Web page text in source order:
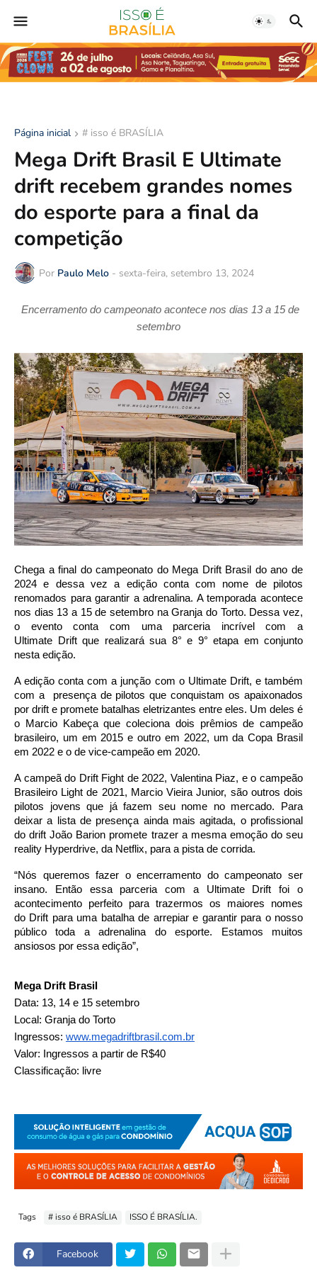
Página inicial # isso é BRASÍLIA
Mega Drift Brasil E Ultimate
drift recebem grandes nomes
do esporte para a final da
competição
Por Paulo Melo - sexta-feira, setembro 13, 2024
Encerramento do campeonato acontece nos dias 13 a 15 de
setembro
Chega a final do campeonato do Mega DriftBrasil do ano de
2024 e dessa vez a edição conta com nome de pilotos
renomados para garantir a adrenalina. A temporada acontece
nos dias 13 a 15 de setembro na Granja do Torto. Dessa vez,
o evento conta com uma parceria incrível com a
Ultimate
Driftque realizará sua 8° e 9° etapa em conjunto
nesta edição.
A edição conta com a junção com o Ultimate Drift, e também
com a presença de pilotos que conquistam os apaixonados
por drift e promete batalhas eletrizantes entre eles. Um deles é
o Marcio Kabeça que coleciona dois prêmios de campeão
brasileiro, um em 2015 e outro em 2022, um da Copa Brasil
em 2022 e o de vice-campeão em 2020.
A campeã do DriftFight de 2022, Valentina Piaz, e o campeão
Brasileiro Light de 2021, Marcio Vieira Junior, são outros dois
pilotos jovens que já fazem seu nome no mercado. Para
deixar a lista de presença ainda mais agitada, o profissional
dodrift João Barion promete trazer a mesma emoção do seu
reality Hyperdrive, da Netflix, para a pista de corrida.
“Nós queremos fazer o encerramento do campeonato ser
insano. Então essa parceria com a Ultimate Drift foi o
acontecimento perfeito para trazermos os maiores nomes
do Drift para uma batalha de arrepiar e garantir para o nosso
público toda a adrenalina do esporte. Estamos muitos
ansiosos por essa edição”,
Mega Drift Brasil
Data: 13, 14 e 15 setembro
Local: Granja do Torto
Ingressos: www.megadriftbrasil.com.br
Valor: Ingressos a partir de R$40
Classificação: livre
Tags # isso é BRASÍLIA ISSO É BRASÍLIA.
Facebook